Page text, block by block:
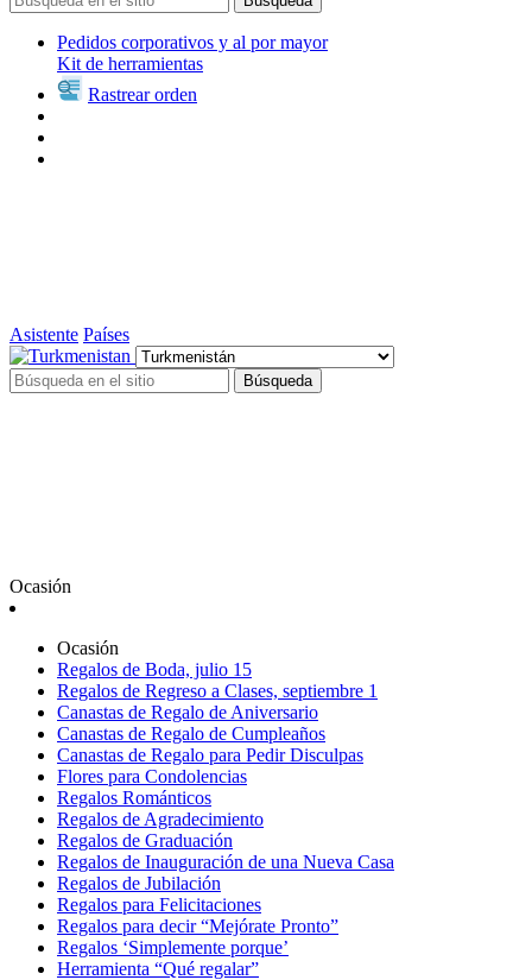
Pedidos corporativos y al por mayor
Kit de herramientas
Rastrear orden
Asistente Países
Búsqueda
Ocasión
Ocasión
Regalos de Boda, julio 15
Regalos de Regreso a Clases, septiembre 1
Canastas de Regalo de Aniversario
Canastas de Regalo de Cumpleaños
Canastas de Regalo para Pedir Disculpas
Flores para Condolencias
Regalos Románticos
Regalos de Agradecimiento
Regalos de Graduación
Regalos de Inauguración de una Nueva Casa
Regalos de Jubilación
Regalos para Felicitaciones
Regalos para decir “Mejórate Pronto”
Regalos ‘Simplemente porque’
Herramienta “Qué regalar”